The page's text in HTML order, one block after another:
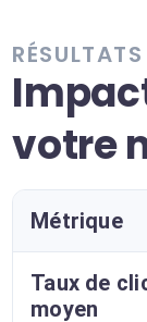
RÉSULTATS
votre
Métrique
Taux de
moyen